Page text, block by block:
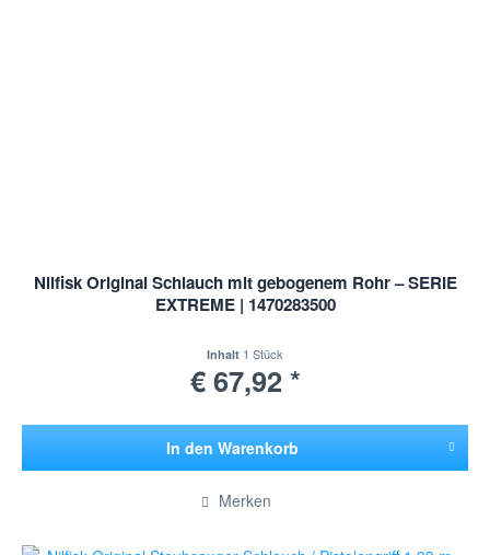
Nilfisk Original Schlauch mit gebogenem Rohr – SERIE
EXTREME | 1470283500
Inhalt 1 Stück
€ 67,92 *
In den Warenkorb
Merken